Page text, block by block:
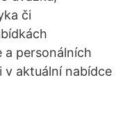
či
a personálních
v aktuální nabídce